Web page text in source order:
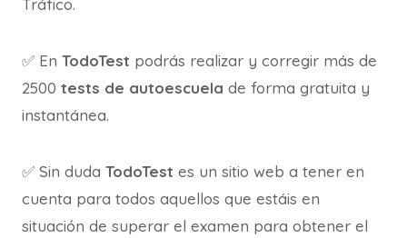
Tráfico.
✅ En TodoTest podrás realizar y corregir más de
2500 tests de autoescuela de forma gratuita y
instantánea.
✅ Sin duda TodoTest es un sitio web a tener en
cuenta para todos aquellos que estáis en
situación de superar el examen para obtener el